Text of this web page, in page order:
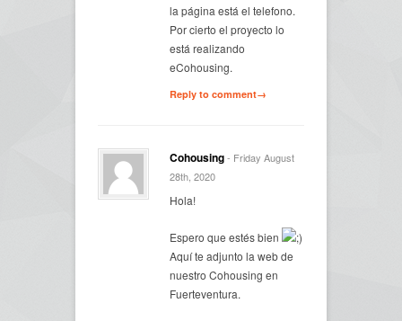
la página está el telefono.
Por cierto el proyecto lo
está realizando
eCohousing.
Reply to comment→
Cohousing- Friday August
28th, 2020
Hola!
Espero que estés bien
Aquí te adjunto la web de
nuestro Cohousing en
Fuerteventura.